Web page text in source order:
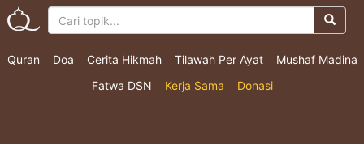
Quran Doa Cerita Hikmah Tilawah Per Ayat
Mushaf Madina
Fatwa DSN
Kerja Sama Donasi